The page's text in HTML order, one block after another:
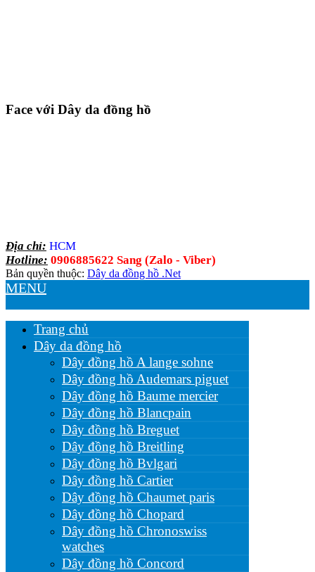
Face với Dây da đồng hồ
Địa chỉ: HCM
Hotline: 0906885622 Sang (Zalo - Viber)
Bản quyền thuộc: Dây da đồng hồ .Net
MENU
Trang chủ
Dây da đồng hồ
Dây đồng hồ A lange sohne
Dây đồng hồ Audemars piguet
Dây đồng hồ Baume mercier
Dây đồng hồ Blancpain
Dây đồng hồ Breguet
Dây đồng hồ Breitling
Dây đồng hồ Bvlgari
Dây đồng hồ Cartier
Dây đồng hồ Chaumet paris
Dây đồng hồ Chopard
Dây đồng hồ Chronoswiss
watches
Dây đồng hồ Concord